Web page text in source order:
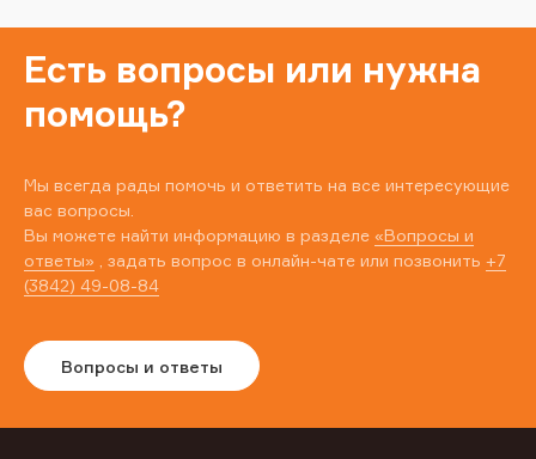
Есть вопросы или нужна
помощь?
Мы всегда рады помочь и ответить на все интересующие
вас вопросы.
Вы можете найти информацию в разделе «Вопросы и
ответы» , задать вопрос в онлайн-чате или позвонить +7
(3842) 49-08-84
Вопросы и ответы